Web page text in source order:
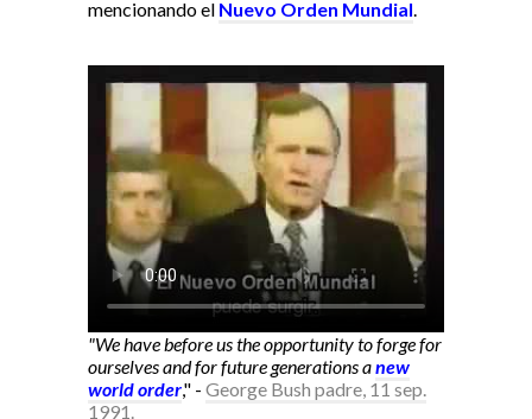
mencionando el Nuevo Orden Mundial.
"We have before us the opportunity to forge for
ourselves and for future generations anew
world order," - George Bush padre, 11 sep.
1991.